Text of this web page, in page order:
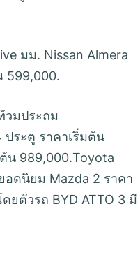
มม. Nissan Almera
599,000.
วมประถม
ประตู ราคาเริ่มต้น
น 989,000.Toyota
อดนิยม Mazda 2 ราคา
ยตัวรถ BYD ATTO 3 มี